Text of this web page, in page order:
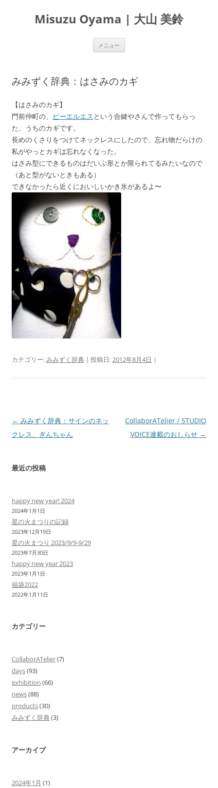
Misuzu Oyama | 大山 美鈴
メニュー
ス
キ
みみずく辞典：はさみのカギ
【はさみのカギ】
門前仲町の、
ビーエルエス という合鍵やさんで作ってもらっ
た、うちのカギです。
長めのくさりをつけてネックレスにしたので、忘れ物だらけの
私がやっとカギは忘れなくなった。
はさみ型にできるものはだいぶ形とか限られてるみたいなので
（あと型がないときもある）
できなかったら近くにおいしいかき氷があるよ〜
カテゴリー:みみずく辞典 | 投稿日:2012年8月4日 |
投
稿
シ
ョ
ン
← みみずく辞典：サインのネッ
クレス、ぎんちゃん
CollaborATelier / STUDIO
VOICE連載のおしらせ →
最近の投稿
happy new year! 2024
2024年1月1日
星の火まつりの記録
2023年12月19日
星の火まつり 2023/9/9-9/29
2023年7月30日
happy new year 2023
2023年1月1日
福袋2022
2022年1月11日
カテゴリー
CollaborATelier(7)
days(93)
exhibition (66)
news(88)
products(30)
みみずく辞典(3)
アーカイブ
2024年1月 (1)